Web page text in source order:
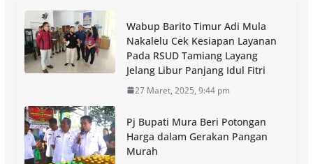
Wabup Barito Timur Adi Mula
Nakalelu Cek Kesiapan Layanan
Pada RSUD Tamiang Layang
Jelang Libur Panjang Idul Fitri
27 Maret, 2025, 9:44 pm
Pj Bupati Mura Beri Potongan
Harga dalam Gerakan Pangan
Murah